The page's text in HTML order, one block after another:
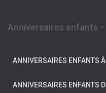
Anniversaires enfants
ANNIVERSAIRES ENFANTS
ANNIVERSAIRES ENFANTS